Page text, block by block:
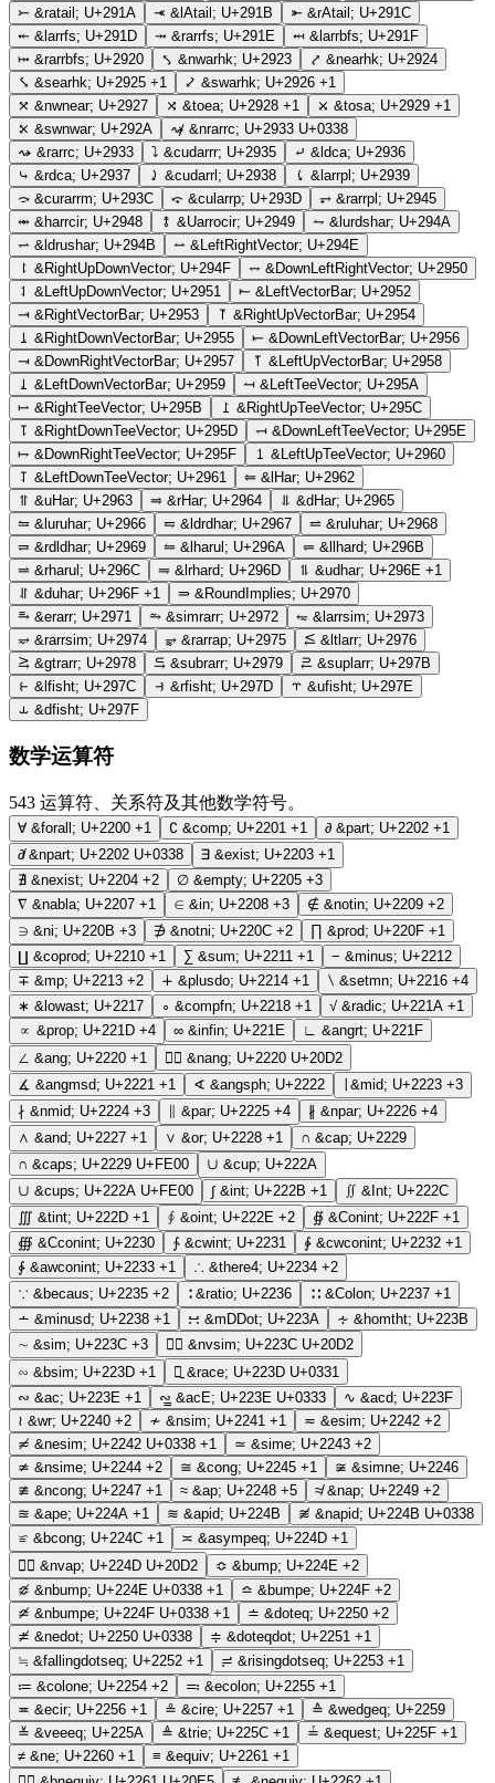
⤚ &ratail; U+291A ⤛ &lAtail; U+291B ⤜ &rAtail; U+291C
⤝ &larrfs; U+291D ⤞ &rarrfs; U+291E ⤟ &larrbfs; U+291F
⤠ &rarrbfs; U+2920 ⤣ &nwarhk; U+2923 ⤤ &nearhk; U+2924
⤥ &searhk; U+2925 +1 ⤦ &swarhk; U+2926 +1
⤧ &nwnear; U+2927 ⤨ &toea; U+2928 +1 ⤩ &tosa; U+2929 +1
⤪ &swnwar; U+292A ⤳̸ &nrarrc; U+2933 U+0338
⤳ &rarrc; U+2933 ⤵ &cudarrr; U+2935 ⤶ &ldca; U+2936
⤷ &rdca; U+2937 ⤸ &cudarrl; U+2938 ⤹ &larrpl; U+2939
⤼ &curarrm; U+293C ⤽ &cularrp; U+293D ⥅ &rarrpl; U+2945
⥈ &harrcir; U+2948 ⥉ &Uarrocir; U+2949 ⥊ &lurdshar; U+294A
⥋ &ldrushar; U+294B ⥎ &LeftRightVector; U+294E
⥏ &RightUpDownVector; U+294F ⥐ &DownLeftRightVector; U+2950
⥑ &LeftUpDownVector; U+2951 ⥒ &LeftVectorBar; U+2952
⥓ &RightVectorBar; U+2953 ⥔ &RightUpVectorBar; U+2954
⥕ &RightDownVectorBar; U+2955 ⥖ &DownLeftVectorBar; U+2956
⥗ &DownRightVectorBar; U+2957 ⥘ &LeftUpVectorBar; U+2958
⥙ &LeftDownVectorBar; U+2959 ⥚ &LeftTeeVector; U+295A
⥛ &RightTeeVector; U+295B ⥜ &RightUpTeeVector; U+295C
⥝ &RightDownTeeVector; U+295D ⥞ &DownLeftTeeVector; U+295E
⥟ &DownRightTeeVector; U+295F ⥠ &LeftUpTeeVector; U+2960
⥡ &LeftDownTeeVector; U+2961 ⥢ &lHar; U+2962
⥣ &uHar; U+2963 ⥤ &rHar; U+2964 ⥥ &dHar; U+2965
⥦ &luruhar; U+2966 ⥧ &ldrdhar; U+2967 ⥨ &ruluhar; U+2968
⥩ &rdldhar; U+2969 ⥪ &lharul; U+296A ⥫ &llhard; U+296B
⥬ &rharul; U+296C ⥭ &lrhard; U+296D ⥮ &udhar; U+296E +1
⥯ &duhar; U+296F +1 ⥰ &RoundImplies; U+2970
⥱ &erarr; U+2971 ⥲ &simrarr; U+2972 ⥳ &larrsim; U+2973
⥴ &rarrsim; U+2974 ⥵ &rarrap; U+2975 ⥶ &ltlarr; U+2976
⥸ &gtrarr; U+2978 ⥹ &subrarr; U+2979 ⥻ &suplarr; U+297B
⥼ &lfisht; U+297C ⥽ &rfisht; U+297D ⥾ &ufisht; U+297E
⥿ &dfisht; U+297F
数学运算符
543 运算符、关系符及其他数学符号。
∀ &forall; U+2200 +1 ∁ &comp; U+2201 +1 ∂ &part; U+2202 +1
∂̸ &npart; U+2202 U+0338 ∃ &exist; U+2203 +1
∄ &nexist; U+2204 +2 ∅ &empty; U+2205 +3
∇ &nabla; U+2207 +1 ∈ &in; U+2208 +3 ∉ &notin; U+2209 +2
∋ &ni; U+220B +3 ∌ &notni; U+220C +2 ∏ &prod; U+220F +1
∐ &coprod; U+2210 +1 ∑ &sum; U+2211 +1 − &minus; U+2212
∓ &mp; U+2213 +2 ∔ &plusdo; U+2214 +1 ∖ &setmn; U+2216 +4
∗ &lowast; U+2217 ∘ &compfn; U+2218 +1 √ &radic; U+221A +1
∝ &prop; U+221D +4 ∞ &infin; U+221E ∟ &angrt; U+221F
∠ &ang; U+2220 +1 ∠⃒ &nang; U+2220 U+20D2
∡ &angmsd; U+2221 +1 ∢ &angsph; U+2222 ∣ &mid; U+2223 +3
∤ &nmid; U+2224 +3 ∥ &par; U+2225 +4 ∦ &npar; U+2226 +4
∧ &and; U+2227 +1 ∨ &or; U+2228 +1 ∩ &cap; U+2229
∩︀ &caps; U+2229 U+FE00 ∪ &cup; U+222A
∪︀ &cups; U+222A U+FE00 ∫ &int; U+222B +1 ∬ &Int; U+222C
∭ &tint; U+222D +1 ∮ &oint; U+222E +2 ∯ &Conint; U+222F +1
∰ &Cconint; U+2230 ∱ &cwint; U+2231 ∲ &cwconint; U+2232 +1
∳ &awconint; U+2233 +1 ∴ &there4; U+2234 +2
∵ &becaus; U+2235 +2 ∶ &ratio; U+2236 ∷ &Colon; U+2237 +1
∸ &minusd; U+2238 +1 ∺ &mDDot; U+223A ∻ &homtht; U+223B
∼ &sim; U+223C +3 ∼⃒ &nvsim; U+223C U+20D2
∽ &bsim; U+223D +1 ∽̱ &race; U+223D U+0331
∾ &ac; U+223E +1 ∾̳ &acE; U+223E U+0333 ∿ &acd; U+223F
≀ &wr; U+2240 +2 ≁ &nsim; U+2241 +1 ≂ &esim; U+2242 +2
≂̸ &nesim; U+2242 U+0338 +1 ≃ &sime; U+2243 +2
≄ &nsime; U+2244 +2 ≅ &cong; U+2245 +1 ≆ &simne; U+2246
≇ &ncong; U+2247 +1 ≈ &ap; U+2248 +5 ≉ &nap; U+2249 +2
≊ &ape; U+224A +1 ≋ &apid; U+224B ≋̸ &napid; U+224B U+0338
≌ &bcong; U+224C +1 ≍ &asympeq; U+224D +1
≍⃒ &nvap; U+224D U+20D2 ≎ &bump; U+224E +2
≎̸ &nbump; U+224E U+0338 +1 ≏ &bumpe; U+224F +2
≏̸ &nbumpe; U+224F U+0338 +1 ≐ &doteq; U+2250 +2
≐̸ &nedot; U+2250 U+0338 ≑ &doteqdot; U+2251 +1
≒ &fallingdotseq; U+2252 +1 ≓ &risingdotseq; U+2253 +1
≔ &colone; U+2254 +2 ≕ &ecolon; U+2255 +1
≖ &ecir; U+2256 +1 ≗ &cire; U+2257 +1 ≙ &wedgeq; U+2259
≚ &veeeq; U+225A ≜ &trie; U+225C +1 ≟ &equest; U+225F +1
≠ &ne; U+2260 +1 ≡ &equiv; U+2261 +1